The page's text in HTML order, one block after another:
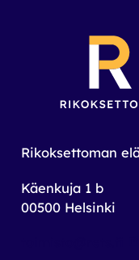
Rikoksettoman
Käenkuja 1 b
00500 Helsinki